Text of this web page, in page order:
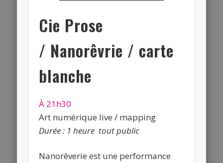
Cie Prose
/ Nanorêvrie / carte
blanche
À 21h30
Art numérique live / mapping
Durée : 1 heure tout public
Nanorêverie est une performance